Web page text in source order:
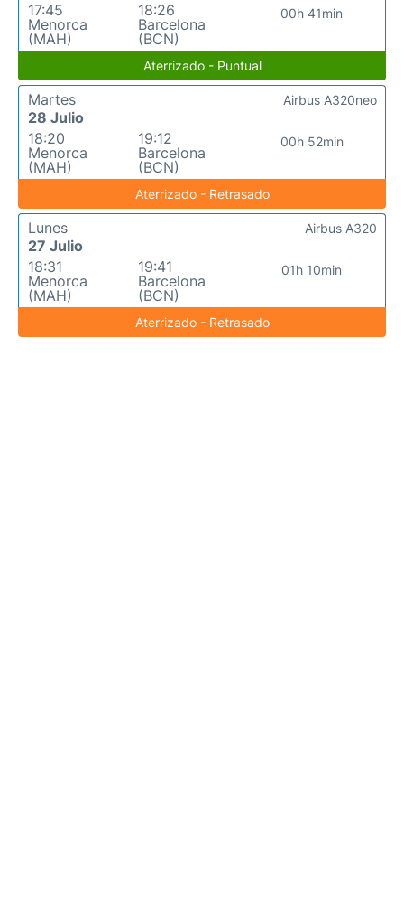
17:45
Menorca
(MAH)
18:26
Barcelona
(BCN)
00h 41min
Aterrizado - Puntual
Martes
28 Julio
18:20
Menorca
(MAH)
19:12
Barcelona
(BCN)
00h 52min
Airbus A320neo
Aterrizado - Retrasado
Lunes
27 Julio
18:31
Menorca
(MAH)
19:41
Barcelona
(BCN)
01h 10min
Airbus A320
Aterrizado - Retrasado